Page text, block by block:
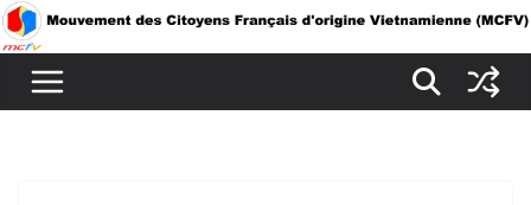
Passer
au
contenu